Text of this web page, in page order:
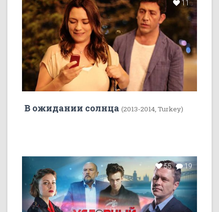
11
В ожидании солнца (2013-2014, Turkey)
55 19